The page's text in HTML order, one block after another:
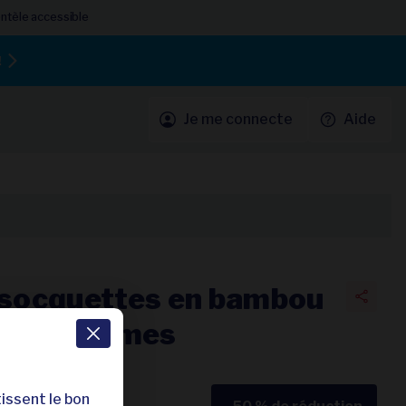
accessible
Je me connecte Aide
en bambou
et femmes
le bon